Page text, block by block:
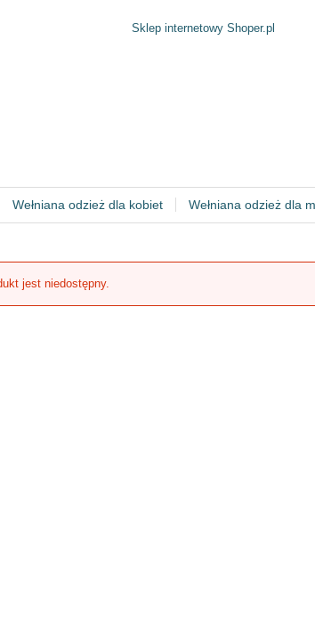
Sklep internetowy Shoper.pl
Wełniana odzież dla kobiet Wełniana odzież dla
jest niedostępny.